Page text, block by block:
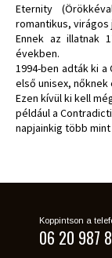
Eternity
romantikus,
Ennek az illatnak
években.
1994-ben adták ki
első unisex,
Ezen kívül ki kell
például a
napjainkig több
Koppintson a
06 20 987